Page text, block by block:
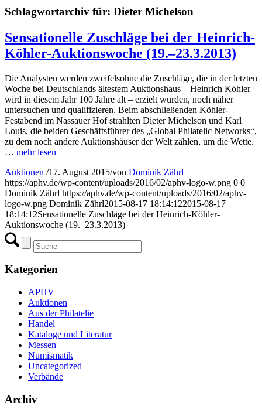
Schlagwortarchiv für: Dieter Michelson
Sensationelle Zuschläge bei der Heinrich-
Köhler-Auktionswoche (19.–23.3.2013)
Die Analysten werden zweifelsohne die Zuschläge, die in der letzten
Woche bei Deutschlands ältestem Auktionshaus – Heinrich Köhler
wird in diesem Jahr 100 Jahre alt – erzielt wurden, noch näher
untersuchen und qualifizieren. Beim abschließenden Köhler-
Festabend im Nassauer Hof strahlten Dieter Michelson und Karl
Louis, die beiden Geschäftsführer des „Global Philatelic Networks“,
zu dem noch andere Auktionshäuser der Welt zählen, um die Wette.
… mehr lesen
Auktionen /17. August 2015/von Dominik Zährl
https://aphv.de/wp-content/uploads/2016/02/aphv-logo-w.png 0 0
Dominik Zährl https://aphv.de/wp-content/uploads/2016/02/aphv-
logo-w.png Dominik Zährl2015-08-17 18:14:122015-08-17
18:14:12Sensationelle Zuschläge bei der Heinrich-Köhler-
Auktionswoche (19.–23.3.2013)
Kategorien
APHV
Auktionen
Aus der Philatelie
Handel
Kataloge und Literatur
Messen
Numismatik
Uncategorized
Verbände
Archiv